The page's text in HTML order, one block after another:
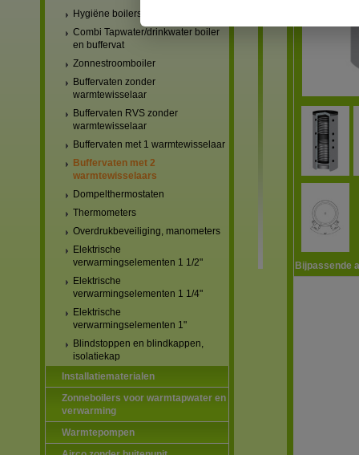
Hygiëne boilers
Combi Tapwater/drinkwater boiler
en buffervat
Zonnestroomboiler
Buffervaten zonder
warmtewisselaar
Buffervaten RVS zonder
warmtewisselaar
Buffervaten met 1 warmtewisselaar
Buffervaten met 2
warmtewisselaars
Dompelthermostaten
Thermometers
Overdrukbeveiliging, manometers
Elektrische
verwarmingselementen 1 1/2"
Elektrische
verwarmingselementen 1 1/4"
Elektrische
verwarmingselementen 1"
Blindstoppen en blindkappen,
isolatiekap
Installatiematerialen
Zonneboilers voor warmtapwater en
verwarming
Warmtepompen
Bijpassende